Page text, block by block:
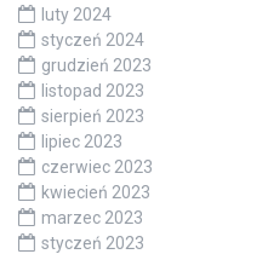
luty 2024
styczeń 2024
grudzień 2023
listopad 2023
sierpień 2023
lipiec 2023
czerwiec 2023
kwiecień 2023
marzec 2023
styczeń 2023